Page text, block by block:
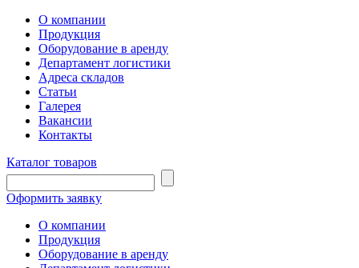
О компании
Продукция
Оборудование в аренду
Департамент логистики
Адреса складов
Статьи
Галерея
Вакансии
Контакты
Каталог товаров
Оформить заявку
О компании
Продукция
Оборудование в аренду